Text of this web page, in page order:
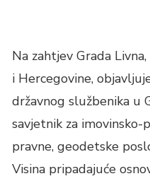
Na zahtjev Grada
i Hercegovine,
državnog službenika u
savjetnik za imovinsko-
pravne, geodetske
Visina pripadajuće